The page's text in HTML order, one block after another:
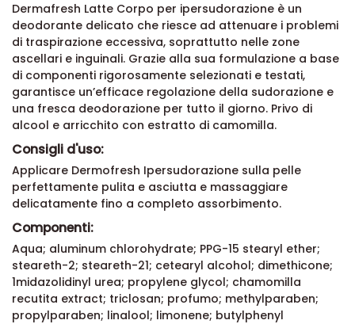
Dermafresh Latte Corpo per ipersudorazione è un
deodorante delicato che riesce ad attenuare i problemi
di traspirazione eccessiva, soprattutto nelle zone
ascellari e inguinali. Grazie alla sua formulazione a base
di componenti rigorosamente selezionati e testati,
garantisce un’efficace regolazione della sudorazione e
una fresca deodorazione per tutto il giorno. Privo di
alcool e arricchito con estratto di camomilla.
Consigli d'uso:
Applicare Dermofresh Ipersudorazione sulla pelle
perfettamente pulita e asciutta e massaggiare
delicatamente fino a completo assorbimento.
Componenti:
Aqua; aluminum chlorohydrate; PPG-15 stearyl ether;
steareth-2; steareth-21; cetearyl alcohol; dimethicone;
1midazolidinyl urea; propylene glycol; chamomilla
recutita extract; triclosan; profumo; methylparaben;
propylparaben; linalool; limonene; butylphenyl